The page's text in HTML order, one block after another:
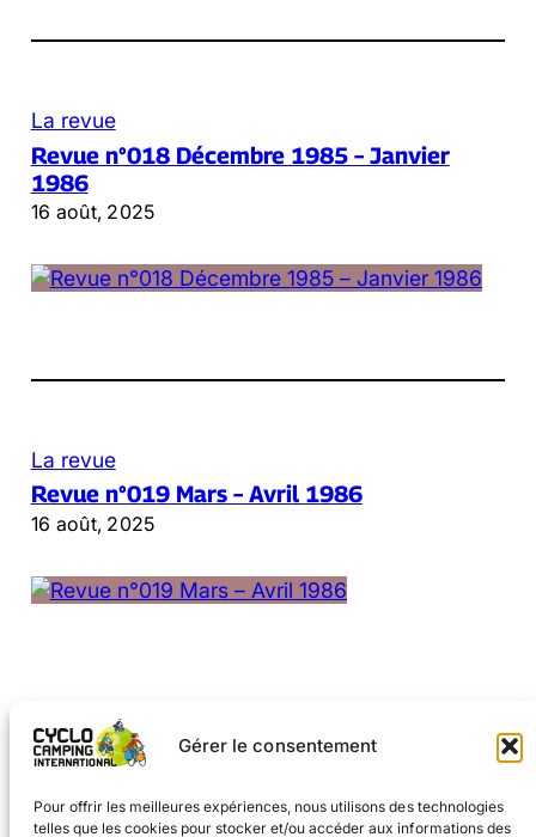
Gérer le consentement
Pour offrir les meilleures expériences, nous utilisons des technologies
telles que les cookies pour stocker et/ou accéder aux informations des
La revue
Revue n°018 Décembre 1985 – Janvier
1986
16 août, 2025
La revue
Revue n°019 Mars – Avril 1986
16 août, 2025
← Page précédente
15
Page suivante
→